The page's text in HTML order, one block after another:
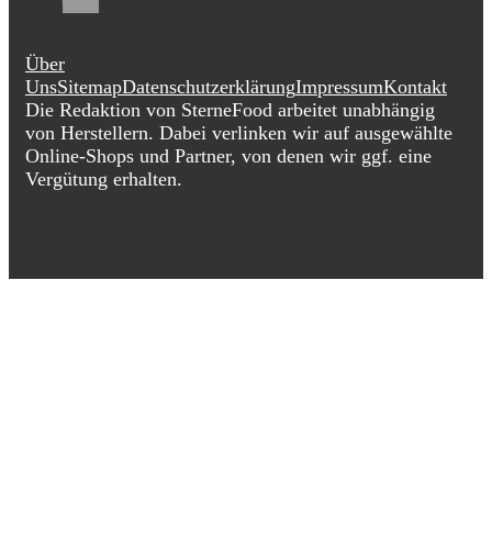
Über
UnsSitemapDatenschutzerklärungImpressumKontakt
Die Redaktion von SterneFood arbeitet unabhängig
von Herstellern. Dabei verlinken wir auf ausgewählte
Online-Shops und Partner, von denen wir ggf. eine
Vergütung erhalten.